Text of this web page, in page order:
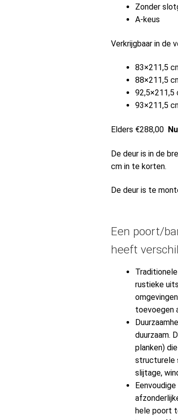
Zonder
A-keus
Verkrijgbaar in de
83×211,5
88×211,5
92,5×211,5
93×211,5
Elders €288,00
De deur is in de
cm in te korten.
De deur is te
Een poort/
heeft
rustieke
toevoegen
duurzaam.
planken)
structurele
slijtage,
hele poort